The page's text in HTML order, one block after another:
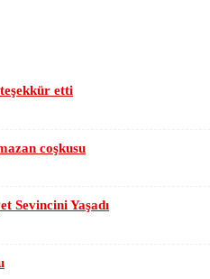
etti
coşkusu
Sevincini Yaşadı